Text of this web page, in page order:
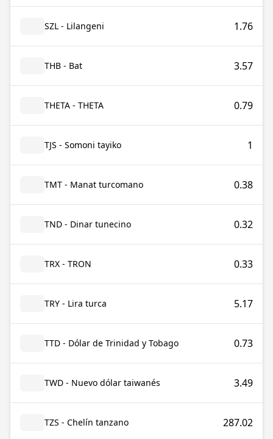
SZL - Lilangeni 1.76
THB - Bat 3.57
THETA - THETA 0.79
TJS - Somoni tayiko 1
TMT - Manat turcomano 0.38
TND - Dinar tunecino 0.32
TRX - TRON 0.33
TRY - Lira turca 5.17
TTD - Dólar de Trinidad y Tobago 0.73
TWD - Nuevo dólar taiwanés 3.49
TZS - Chelín tanzano 287.02